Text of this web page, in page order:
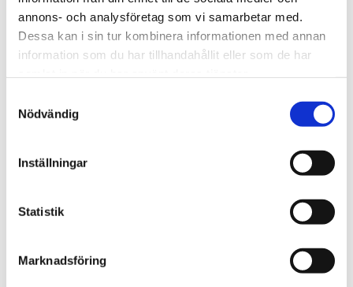
annons- och analysföretag som vi samarbetar med.
Dessa kan i sin tur kombinera informationen med annan
information som du har tillhandahållit eller som de har
Nödvändig
Inställningar
Statistik
Marknadsföring
strenghtens our clients as well as our society.
us make the world a better place.
Our services
Through our ecosystem of services, we can create any
kind of building or space. How may we help you?
Contact